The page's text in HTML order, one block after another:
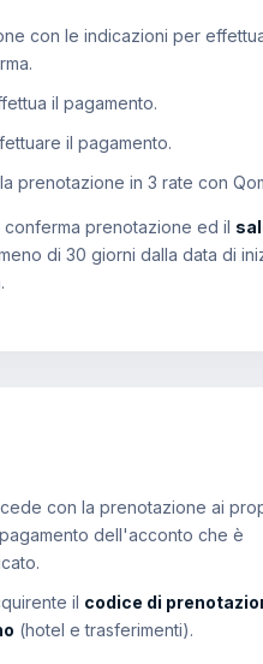
con le indicazioni per
il pagamento.
il pagamento.
prenotazione in 3 rate con
conferma prenotazione ed il
di 30 giorni dalla data di
con la prenotazione ai
dell'acconto che è
il codice di
(hotel e trasferimenti).